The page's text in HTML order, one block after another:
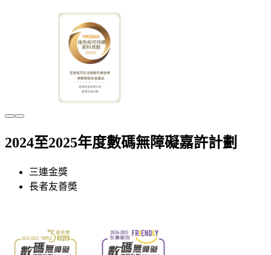
2024至2025年度數碼無障礙嘉許計劃
三連金獎
長者友善奬